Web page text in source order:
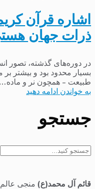
اشاره قرآن
ذرات جهان
در دوره‌های گذشته، تصور
بسیار محدود بود و بیشتر
طبیعت – همچون نر و ماده...
به خواندن ادامه دهید
جستجو
جستجو
قائم آل محمد(ع) منجی